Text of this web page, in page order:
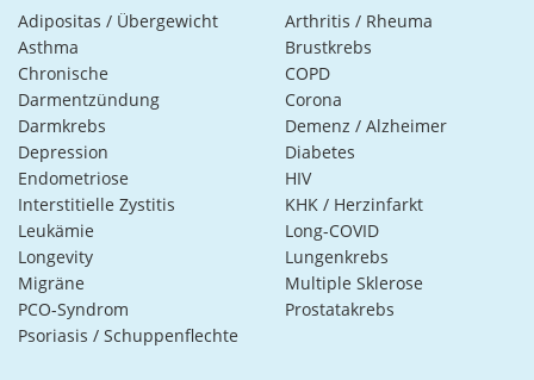
Adipositas / Übergewicht
Arthritis / Rheuma
Asthma
Brustkrebs
Chronische
Darmentzündung
COPD
Corona
Darmkrebs
Demenz / Alzheimer
Depression
Diabetes
Endometriose
HIV
Interstitielle Zystitis
KHK / Herzinfarkt
Leukämie
Long-COVID
Longevity
Lungenkrebs
Migräne
Multiple Sklerose
PCO-Syndrom
Prostatakrebs
Psoriasis / Schuppenflechte